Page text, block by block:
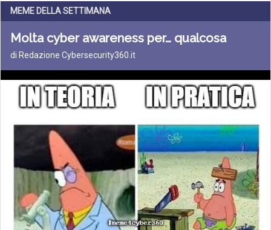
MEME DELLA SETTIMANA
Molta cyber awareness per… qualcosa
di Redazione Cybersecurity360.it